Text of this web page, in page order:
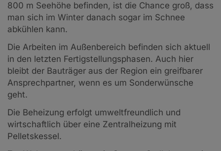
800 m Seehöhe befinden, ist die Chance groß, dass
man sich im Winter danach sogar im Schnee
abkühlen kann.
Die Arbeiten im Außenbereich befinden sich aktuell
in den letzten Fertigstellungsphasen. Auch hier
bleibt der Bauträger aus der Region ein greifbarer
Ansprechpartner, wenn es um Sonderwünsche
geht.
Die Beheizung erfolgt umweltfreundlich und
wirtschaftlich über eine Zentralheizung mit
Pelletskessel.